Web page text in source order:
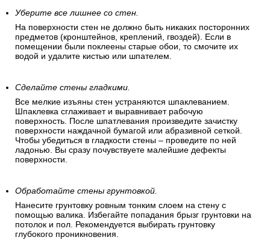
Уберите все лишнее со стен.
На поверхности стен не должно быть никаких посторонних
предметов (кронштейнов, креплений, гвоздей). Если в
помещении были поклеены старые обои, то смочите их
водой и удалите кистью или шпателем.
Сделайте стены гладкими.
Все мелкие изъяны стен устраняются шпаклеванием.
Шпаклевка сглаживает и выравнивает рабочую
поверхность. После шпатлевания произведите зачистку
поверхности наждачной бумагой или абразивной сеткой.
Чтобы убедиться в гладкости стены – проведите по ней
ладонью. Вы сразу почувствуете малейшие дефекты
поверхности.
Обработайте стены грунтовкой.
Нанесите грунтовку ровным тонким слоем на стену с
помощью валика. Избегайте попадания брызг грунтовки на
потолок и пол. Рекомендуется выбирать грунтовку
глубокого проникновения.